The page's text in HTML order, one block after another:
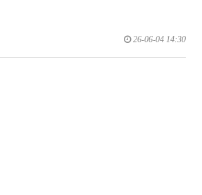
26-06-04 14:30